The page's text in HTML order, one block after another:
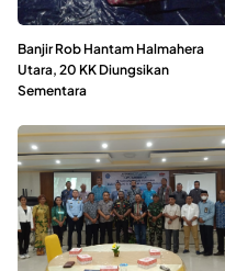
Banjir Rob Hantam Halmahera
Utara, 20 KK Diungsikan
Sementara